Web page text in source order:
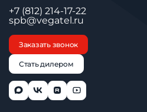
+7 (812) 214-17-22
spb@vegatel.ru
Заказать звонок
Стать дилером